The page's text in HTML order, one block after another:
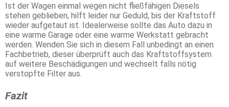
Ist der Wagen einmal wegen nicht fließfähigen Diesels
stehen geblieben, hilft leider nur Geduld, bis der Kraftstoff
wieder aufgetaut ist. Idealerweise sollte das Auto dazu in
eine warme Garage oder eine warme Werkstatt gebracht
werden. Wenden Sie sich in diesem Fall unbedingt an einen
Fachbetrieb, dieser überprüft auch das Kraftstoffsystem
auf weitere Beschädigungen und wechselt falls nötig
verstopfte Filter aus.
Fazit